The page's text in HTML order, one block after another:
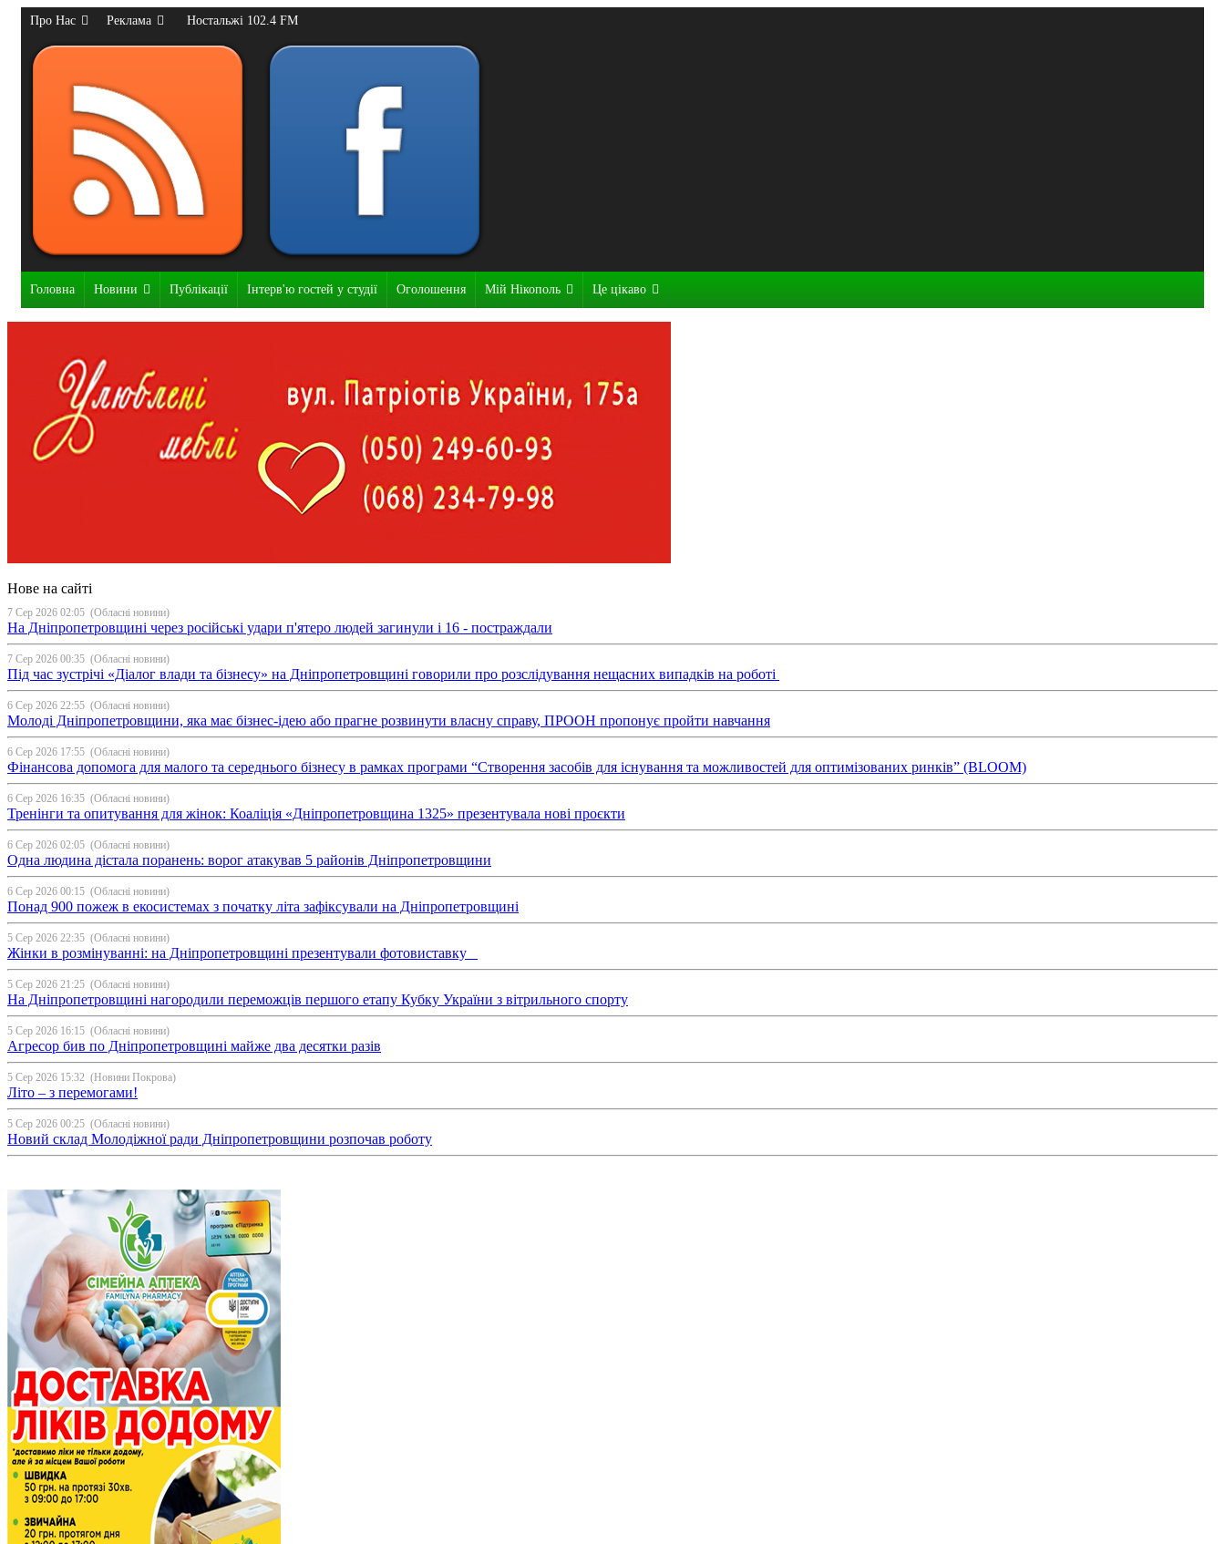
Про Нас Реклама Ностальжі 102.4 FM
Головна Новини Публікації Інтерв'ю гостей у студії Оголошення Мій Нікополь Це цікаво
Нове на сайті
7 Сер 2026 02:05 (Обласні новини)
На Дніпропетровщині через російські удари п'ятеро людей загинули і 16 - постраждали
7 Сер 2026 00:35 (Обласні новини)
Під час зустрічі «Діалог влади та бізнесу» на Дніпропетровщині говорили про розслідування нещасних випадків на роботі
6 Сер 2026 22:55 (Обласні новини)
Молоді Дніпропетровщини, яка має бізнес-ідею або прагне розвинути власну справу, ПРООН пропонує пройти навчання
6 Сер 2026 17:55 (Обласні новини)
Фінансова допомога для малого та середнього бізнесу в рамках програми “Створення засобів для існування та можливостей для оптимізованих ринків” (BLOOM)
6 Сер 2026 16:35 (Обласні новини)
Тренінги та опитування для жінок: Коаліція «Дніпропетровщина 1325» презентувала нові проєкти
6 Сер 2026 02:05 (Обласні новини)
Одна людина дістала поранень: ворог атакував 5 районів Дніпропетровщини
6 Сер 2026 00:15 (Обласні новини)
Понад 900 пожеж в екосистемах з початку літа зафіксували на Дніпропетровщині
5 Сер 2026 22:35 (Обласні новини)
Жінки в розмінуванні: на Дніпропетровщині презентували фотовиставку
5 Сер 2026 21:25 (Обласні новини)
На Дніпропетровщині нагородили переможців першого етапу Кубку України з вітрильного спорту
5 Сер 2026 16:15 (Обласні новини)
Агресор бив по Дніпропетровщині майже два десятки разів
5 Сер 2026 15:32 (Новини Покрова)
Літо – з перемогами!
5 Сер 2026 00:25 (Обласні новини)
Новий склад Молодіжної ради Дніпропетровщини розпочав роботу